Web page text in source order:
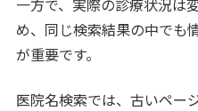
一方で、実際の診療状況は
め、同じ検索結果の中でも
が重要です。
医院名検索では、古いペー